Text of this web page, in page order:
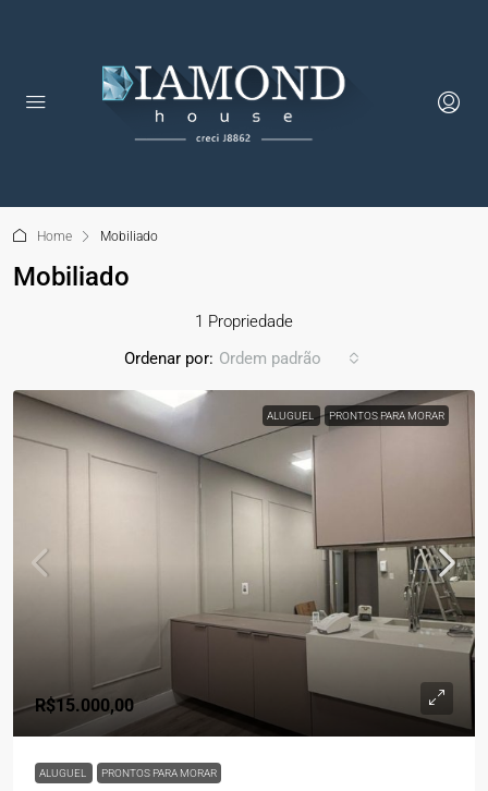
Home Mobiliado
Mobiliado
1 Propriedade
Ordenar por: Ordem padrão
ALUGUEL PRONTOS PARA MORAR
R$15.000,00
ALUGUEL PRONTOS PARA MORAR